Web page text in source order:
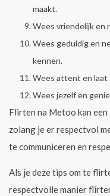
maakt.
Wees vriendelijk en
Wees geduldig en
kennen.
Wees attent en laat
Wees jezelf en
Flirten na Metoo kan
zolang je er respectvol
te communiceren en
Als je deze tips om te
respectvolle manier